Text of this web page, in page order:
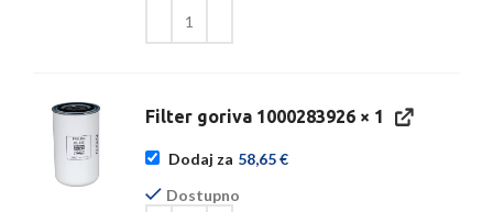
Filter goriva 1000283926× 1
Dodaj za 58,65€
Dostupno